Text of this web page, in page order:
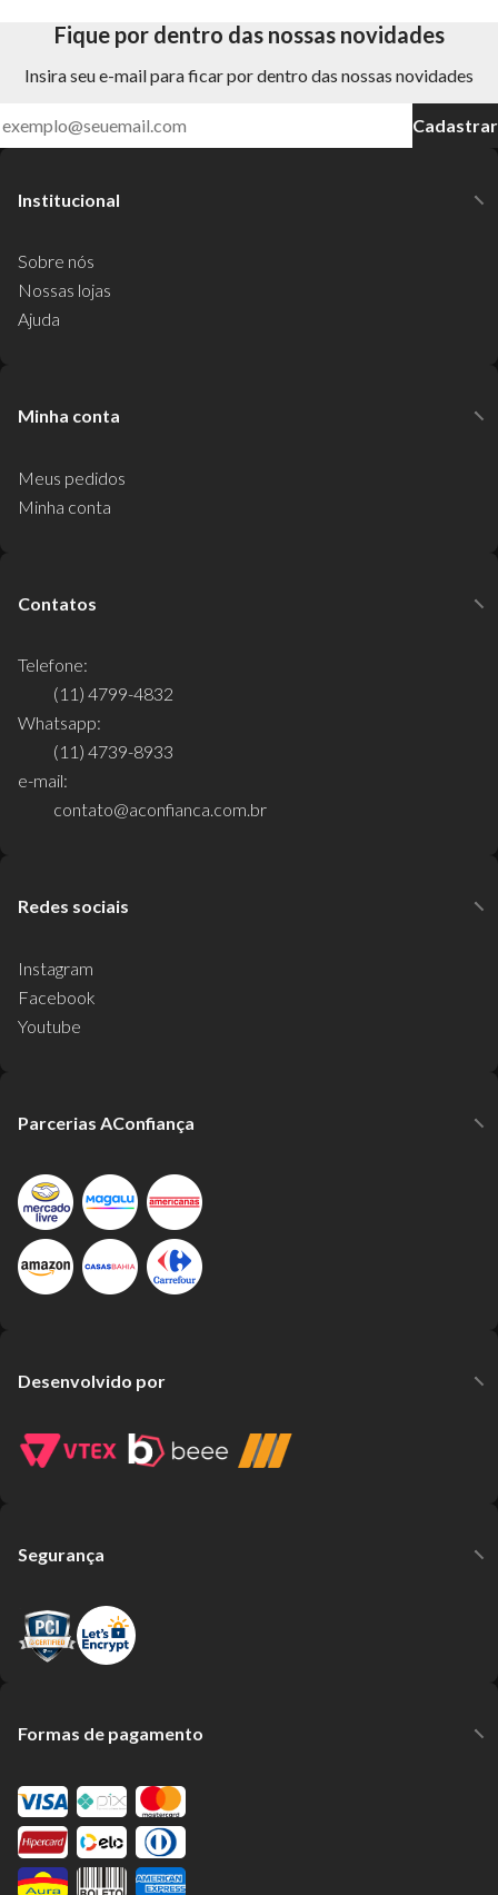
Fique por dentro das nossas novidades
Insira seu e-mail para ficar por dentro das nossas novidades
Cadastrar
Institucional
Sobre nós
Nossas lojas
Ajuda
Minha conta
Meus pedidos
Minha conta
Contatos
Telefone:
(11) 4799-4832
Whatsapp:
(11) 4739-8933
e-mail:
contato@aconfianca.com.br
Redes sociais
Instagram
Facebook
Youtube
Parcerias AConfiança
Desenvolvido por
Segurança
Formas de pagamento